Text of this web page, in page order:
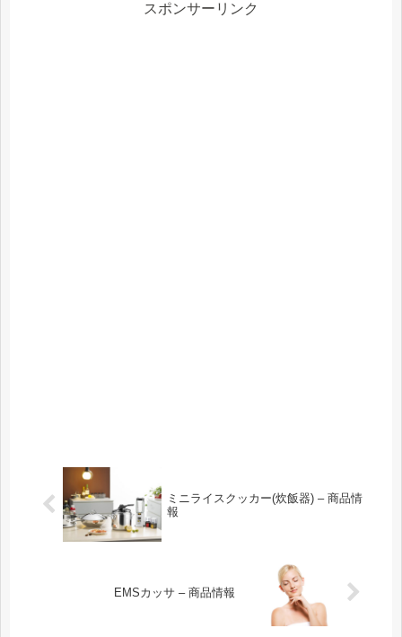
スポンサーリンク
ミニライスクッカー(炊飯器) – 商品情
報
EMSカッサ – 商品情報